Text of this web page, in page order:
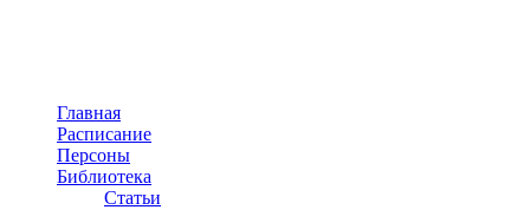
Главная
Расписание
Персоны
Библиотека
Статьи